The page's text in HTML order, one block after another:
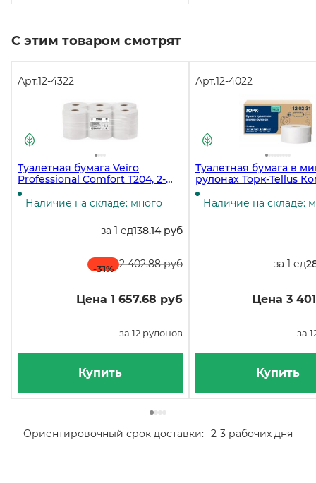
С этим товаром смотрят
Арт.12-4322
Туалетная бумага Veiro
Professional Comfort T204, 2-
слойная, белая, 170 метров, 12
рулонов в упаковке
Наличие на складе: много
за 1 ед138.14 руб
-31% 2 402.88 руб
Цена 1 657.68 руб
за 12 рулонов
Купить
Арт.12-4022
Туалетная бумага в
рулонах Торк-Tellus
T2, 2-слойная, белая,
метров, 12 рулонов в
Наличие на складе:
за 1 ед
Цена 3
за
Купить
Ориентировочный срок доставки: 2-3 рабочих дня